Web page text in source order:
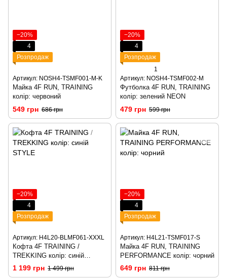
−20%
4
Розпродаж
Артикул: NOSH4-TSMF001-M-K
Майка 4F RUN, TRAINING
колір: червоний
549 грн 686 грн
−20%
4
Розпродаж
1
Артикул: NOSH4-TSMF002-M
Футболка 4F RUN, TRAINING
колір: зелений NEON
479 грн 599 грн
−20%
4
Розпродаж
Артикул: H4L20-BLMF061-XXXL
Кофта 4F TRAINING /
TREKKING колір: синій
STYLE
1 199 грн 1 499 грн
−20%
4
Розпродаж
Артикул: H4L21-TSMF017-S
Майка 4F RUN, TRAINING
PERFORMANCE колір: чорний
649 грн 811 грн